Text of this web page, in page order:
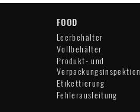
FOOD
Leerbehälter
Vollbehälter
Produkt- und
Verpackungsinspektion
Etikettierung
Fehlerausleitung